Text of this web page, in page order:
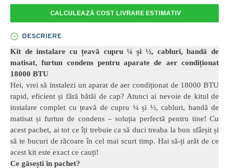
CALCULEAZĂ COST LIVRARE ESTIMATIV
DESCRIERE
Kit de instalare cu țeavă cupru ¼ și ½, cabluri, bandă de
matisat, furtun condens pentru aparate de aer condiționat
18000 BTU
Hei, vrei să instalezi un aparat de aer condiționat de 18000 BTU
rapid, eficient și fără bătăi de cap? Atunci ai nevoie de kitul de
instalare complet cu țeavă de cupru ¼ și ½, cabluri, bandă de
matisat și furtun de condens – soluția perfectă pentru tine! Cu
acest pachet, ai tot ce îți trebuie ca să duci treaba la bun sfârșit și
să te bucuri de răcoare în cel mai scurt timp. Hai să-ți arăt de ce
acest kit este exact ce cauți!
Ce găsești în pachet?